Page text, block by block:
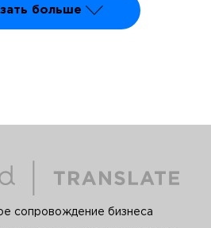
больше
сопровождение бизнеса